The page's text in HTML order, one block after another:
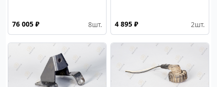
76 005 ₽ 8шт. 4 895 ₽ 2шт.